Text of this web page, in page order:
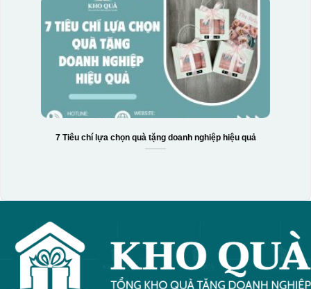
7 Tiêu chí lựa chọn quà tặng doanh nghiệp hiệu quả